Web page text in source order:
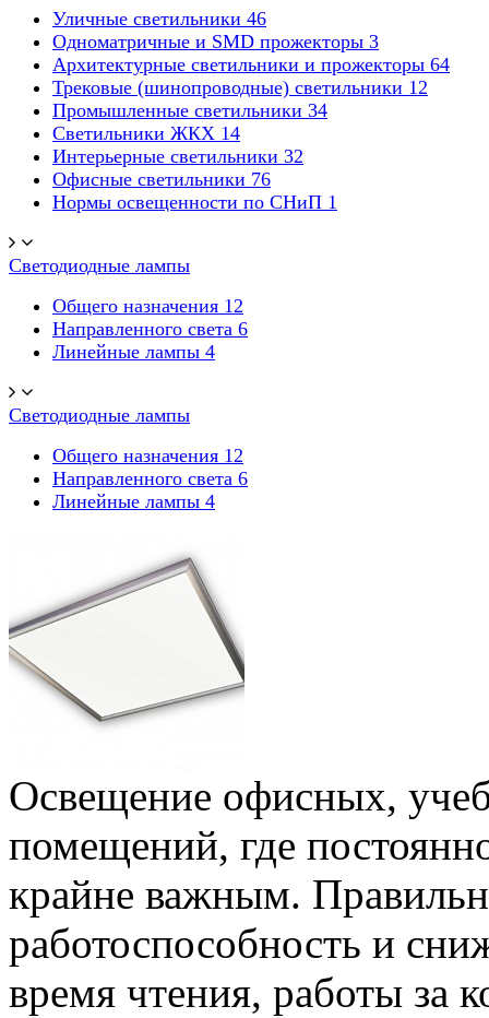
Уличные светильники 46
Одноматричные и SMD прожекторы 3
Архитектурные светильники и прожекторы 64
Трековые (шинопроводные) светильники 12
Промышленные светильники 34
Светильники ЖКХ 14
Интерьерные светильники 32
Офисные светильники 76
Нормы освещенности по СНиП 1
Светодиодные лампы
Общего назначения 12
Направленного света 6
Линейные лампы 4
Светодиодные лампы
Общего назначения 12
Направленного света 6
Линейные лампы 4
Освещение офисных,
помещений, где
крайне важным.
работоспособность и
время чтения, работы за